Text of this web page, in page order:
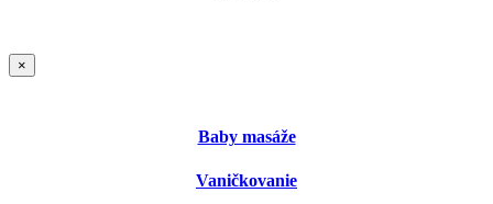
×
Baby masáže
Vaničkovanie